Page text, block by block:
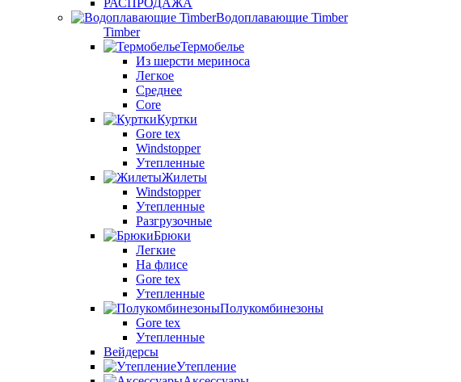
РАСПРОДАЖА
Водоплавающие Timber
Timber
Термобелье
Из шерсти мериноса
Легкое
Среднее
Core
Куртки
Gore tex
Windstopper
Утепленные
Жилеты
Windstopper
Утепленные
Разгрузочные
Брюки
Легкие
На флисе
Gore tex
Утепленные
Полукомбинезоны
Gore tex
Утепленные
Вейдерсы
Утепление